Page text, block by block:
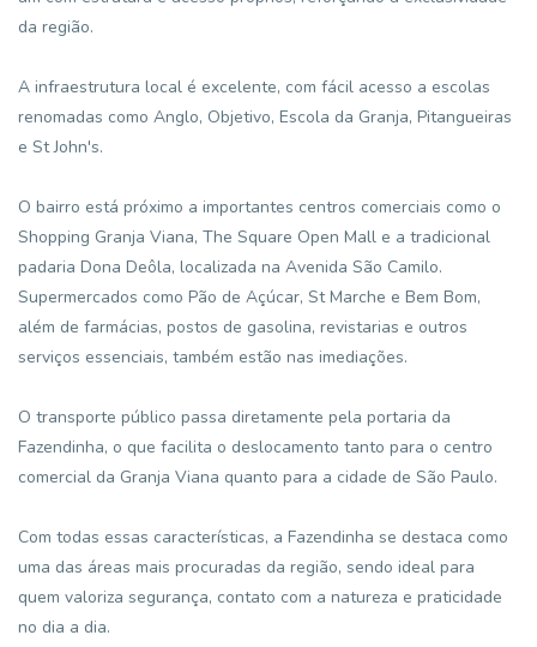
da região.
A infraestrutura local é excelente, com fácil acesso a escolas
renomadas como Anglo, Objetivo, Escola da Granja, Pitangueiras
e St John's.
O bairro está próximo a importantes centros comerciais como o
Shopping Granja Viana, The Square Open Mall e a tradicional
padaria Dona Deôla, localizada na Avenida São Camilo.
Supermercados como Pão de Açúcar, St Marche e Bem Bom,
além de farmácias, postos de gasolina, revistarias e outros
serviços essenciais, também estão nas imediações.
O transporte público passa diretamente pela portaria da
Fazendinha, o que facilita o deslocamento tanto para o centro
comercial da Granja Viana quanto para a cidade de São Paulo.
Com todas essas características, a Fazendinha se destaca como
uma das áreas mais procuradas da região, sendo ideal para
quem valoriza segurança, contato com a natureza e praticidade
no dia a dia.